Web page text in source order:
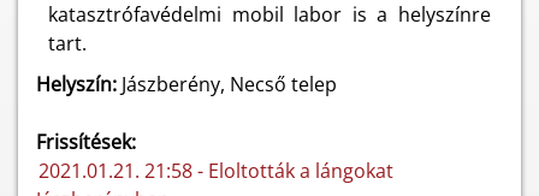
katasztrófavédelmi mobil labor is a helyszínre
tart.
Helyszín: Jászberény, Necső telep
Frissítések:
2021.01.21. 21:58 - Eloltották a lángokat